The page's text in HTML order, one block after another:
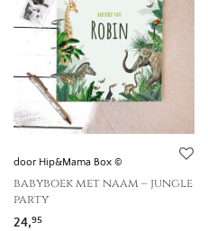
door Hip&Mama Box ©
babyboek met naam – jungle
party
24,95